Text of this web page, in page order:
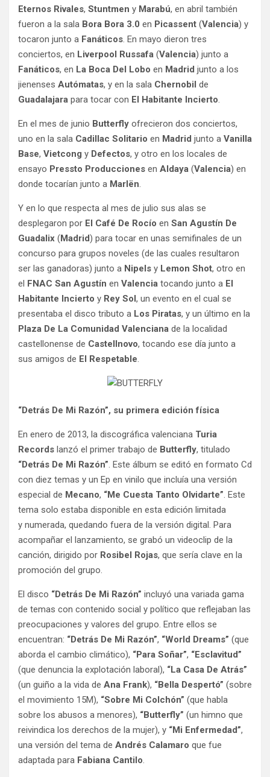
Eternos Rivales, Stuntmen y Marabú, en abril también
fueron a la sala Bora Bora 3.0 en Picassent (Valencia) y
tocaron junto a Fanáticos. En mayo dieron tres
conciertos, en Liverpool Russafa (Valencia) junto a
Fanáticos, en La Boca Del Lobo en Madrid junto a los
jienenses Autómatas, y en la sala Chernobil de
Guadalajara para tocar con El Habitante Incierto.
En el mes de junio Butterfly ofrecieron dos conciertos,
uno en la sala Cadillac Solitario en Madrid junto a Vanilla
Base, Vietcong y Defectos, y otro en los locales de
ensayo Pressto Producciones en Aldaya (Valencia) en
donde tocarían junto a Marlën.
Y en lo que respecta al mes de julio sus alas se
desplegaron por El Café De Rocío en San Agustín De
Guadalix (Madrid) para tocar en unas semifinales de un
concurso para grupos noveles (de las cuales resultaron
ser las ganadoras) junto a Nipels y Lemon Shot, otro en
el FNAC San Agustín en Valencia tocando junto a El
Habitante Incierto y Rey Sol, un evento en el cual se
presentaba el disco tributo a Los Piratas, y un último en la
Plaza De La Comunidad Valenciana de la localidad
castellonense de Castellnovo, tocando ese día junto a
sus amigos de El Respetable.
“Detrás De Mi Razón”, su primera edición física
En enero de 2013, la discográfica valenciana Turia
Records lanzó el primer trabajo de Butterfly, titulado
“Detrás De Mi Razón”. Este álbum se editó en formato Cd
con diez temas y un Ep en vinilo que incluía una versión
especial de Mecano, “Me Cuesta Tanto Olvidarte”. Este
tema solo estaba disponible en esta edición limitada
y numerada, quedando fuera de la versión digital. Para
acompañar el lanzamiento, se grabó un videoclip de la
canción, dirigido por Rosibel Rojas, que sería clave en la
promoción del grupo.
El disco “Detrás De Mi Razón” incluyó una variada gama
de temas con contenido social y político que reflejaban las
preocupaciones y valores del grupo. Entre ellos se
encuentran: “Detrás De Mi Razón”, “World Dreams” (que
aborda el cambio climático), “Para Soñar”, “Esclavitud”
(que denuncia la explotación laboral), “La Casa De Atrás”
(un guiño a la vida de Ana Frank), “Bella Despertó” (sobre
el movimiento 15M), “Sobre Mi Colchón” (que habla
sobre los abusos a menores), “Butterfly” (un himno que
reivindica los derechos de la mujer), y “Mi Enfermedad”,
una versión del tema de Andrés Calamaro que fue
adaptada para Fabiana Cantilo.